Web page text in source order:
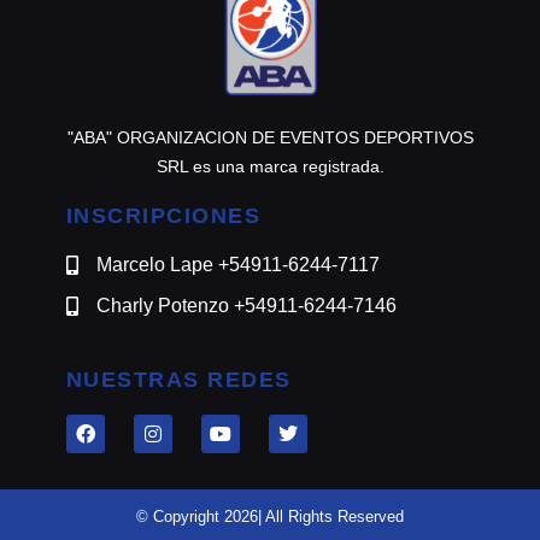
"ABA" ORGANIZACION DE EVENTOS DEPORTIVOS
SRL es una marca registrada.
INSCRIPCIONES
Marcelo Lape +54911-6244-7117
Charly Potenzo +54911-6244-7146
NUESTRAS REDES
© Copyright 2026| All Rights Reserved